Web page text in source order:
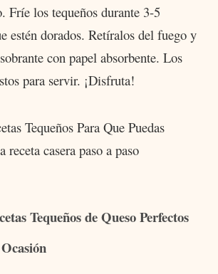
Fríe los tequeños durante 3-5
estén dorados. Retíralos del fuego y
con papel absorbente. Los
para servir. ¡Disfruta!
Tequeños de Queso Perfectos